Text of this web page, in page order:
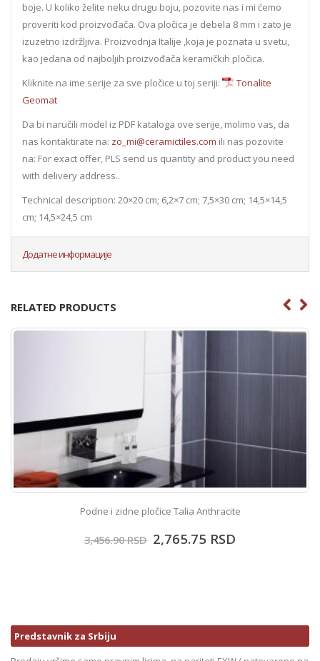
boje. U koliko želite neku drugu boju, pozovite nas i mi ćemo
proveriti kod proizvođača. Ova pločica je debela 8 mm i zato je
izuzetno izdržljiva. Proizvodnja Italije ,koja je poznata u svetu,
kao jedana od najboljih proizvođača keramičkih pločica.
Kliknite na ime serije za sve pločice u toj seriji:
Tonalite
Geomat
Da bi naručili model iz PDF kataloga ove serije, molimo vas, da
nas kontaktirate na: zo_mi@ceramictiles.com ili nas pozovite
na: For exact offer, PLS send us quantity and product you need
with delivery address..
Technical description: 20×20 cm; 6,2×7 cm; 7,5×30 cm; 14,5×14,5
cm; 14,5×24,5 cm
Додатне информације
RELATED PRODUCTS
Podne i zidne pločice Talia Anthracite
3,456.90RSD 2,765.75 RSD
Predstavnik za Srbiju